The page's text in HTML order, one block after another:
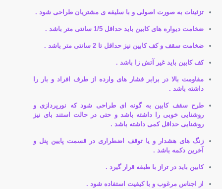
تزئینات به صورت اصولی و با سلیقه ی مشتریان طراحی شود .
ضخامت دیواره های کابین باید حداقل 1/5 سانتی متر باشد .
ضخامت سقف و کف کابین نیز حداقل تا 2 سانتی متر باشد .
کف کابین باید غیر آتش زا باشد .
مقاومت بالا در برابر فشار های وارده از طرف افراد و بار را
داشته باشد .
طرح سقف کابین به گونه ای طراحی شود که نورپردازی و
روشنایی خوبی را داشته باشد و حتی در حالت استند بای نیز
روشنایی حداقل کمی داشته باشد .
زنگ های هشدار و یا توقف اضطراری در قسمت پایین پنل و
آخرین دکمه باشد .
کابین باید در تراز با طبقه قرار گیرد .
از اجناس مرغوب و با کیفیت استفاده شود .